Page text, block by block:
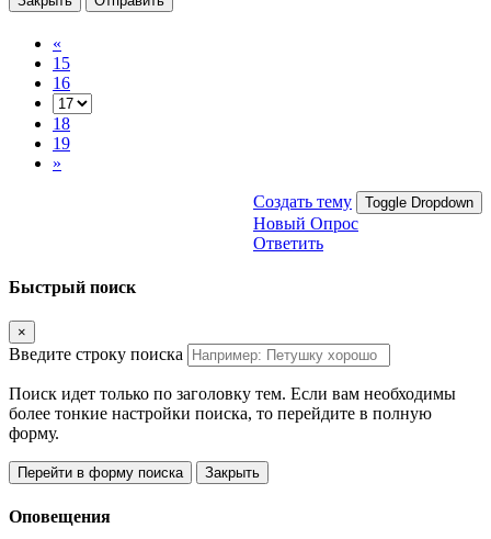
«
15
16
18
19
»
Создать тему Toggle Dropdown
Новый Опрос
Ответить
Быстрый поиск
×
Введите строку поиска
Поиск идет только по заголовку тем. Если вам необходимы
более тонкие настройки поиска, то перейдите в полную
форму.
Перейти в форму поиска Закрыть
Оповещения